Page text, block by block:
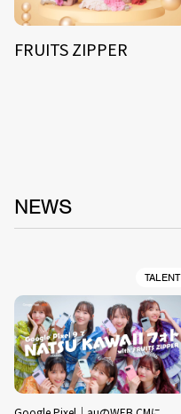
FRUITS ZIPPER
NEWS
TALENT